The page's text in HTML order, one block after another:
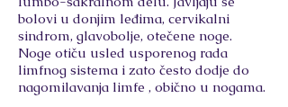
bolovi u donjim leđima, cervikalni
sindrom, glavobolje, otečene noge.
Noge otiču usled usporenog rada
limfnog sistema i zato često dodje do
nagomilavanja limfe , obično u nogama.